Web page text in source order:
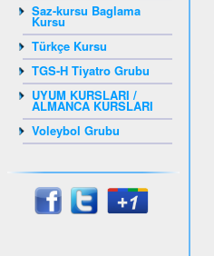
Saz-kursu Baglama
Kursu
Türkçe Kursu
TGS-H Tiyatro Grubu
UYUM KURSLARI /
ALMANCA KURSLARI
Voleybol Grubu